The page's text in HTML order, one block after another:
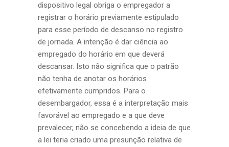
dispositivo legal obriga o empregador a
registrar o horário previamente estipulado
para esse período de descanso no registro
de jornada. A intenção é dar ciência ao
empregado do horário em que deverá
descansar. Isto não significa que o patrão
não tenha de anotar os horários
efetivamente cumpridos. Para o
desembargador, essa é a interpretação mais
favorável ao empregado e a que deve
prevalecer, não se concebendo a ideia de que
a lei teria criado uma presunção relativa de